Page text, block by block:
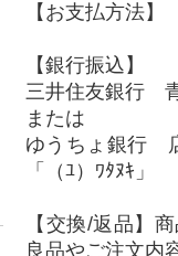
【お支払方法】
【銀行振込】
三井住友銀行
または
ゆうちょ銀行
「（ﾕ）ﾜﾀﾇｷ」
【交換/返品】
良品やご注文内